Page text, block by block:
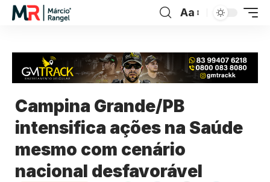
Aa
Campina Grande/PB
intensifica ações na Saúde
mesmo com cenário
nacional desfavorável